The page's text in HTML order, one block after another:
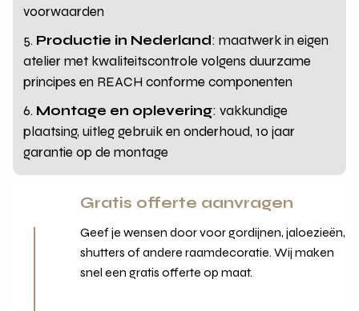
voorwaarden
Productie in Nederland: maatwerk in eigen
atelier met kwaliteitscontrole volgens duurzame
principes en REACH conforme componenten
Montage en oplevering: vakkundige
plaatsing, uitleg gebruik en onderhoud, 10 jaar
garantie op de montage
Gratis offerte aanvragen
Geef je wensen door voor gordijnen, jaloezieën,
shutters of andere raamdecoratie. Wij maken
snel een gratis offerte op maat.